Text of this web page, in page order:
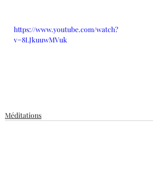
https://www.youtube.com/watch?
v=8LJkuuwMVuk
Méditations